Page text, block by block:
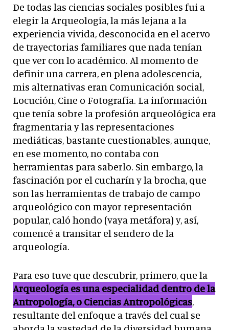
De todas las ciencias sociales posibles fui a
elegir la Arqueología, la más lejana a la
experiencia vivida, desconocida en el acervo
de trayectorias familiares que nada tenían
que ver con lo académico. Al momento de
definir una carrera, en plena adolescencia,
mis alternativas eran Comunicación social,
Locución, Cine o Fotografía. La información
que tenía sobre la profesión arqueológica era
fragmentaria y las representaciones
mediáticas, bastante cuestionables, aunque,
en ese momento, no contaba con
herramientas para saberlo. Sin embargo, la
fascinación por el cucharín y la brocha, que
son las herramientas de trabajo de campo
arqueológico con mayor representación
popular, caló hondo (vaya metáfora) y, así,
comencé a transitar el sendero de la
arqueología.
Para eso tuve que descubrir, primero, que la
Arqueología es una especialidad dentro de la
Antropología, o Ciencias Antropológicas,
resultante del enfoque a través del cual se